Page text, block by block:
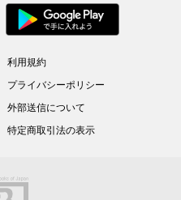
利用規約
プライバシーポリシー
外部送信について
特定商取引法の表示